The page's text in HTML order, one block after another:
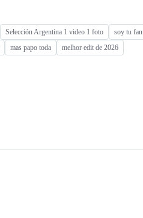
Selección Argentina 1 video 1 foto soy tu fan
mas papo toda melhor edit de 2026